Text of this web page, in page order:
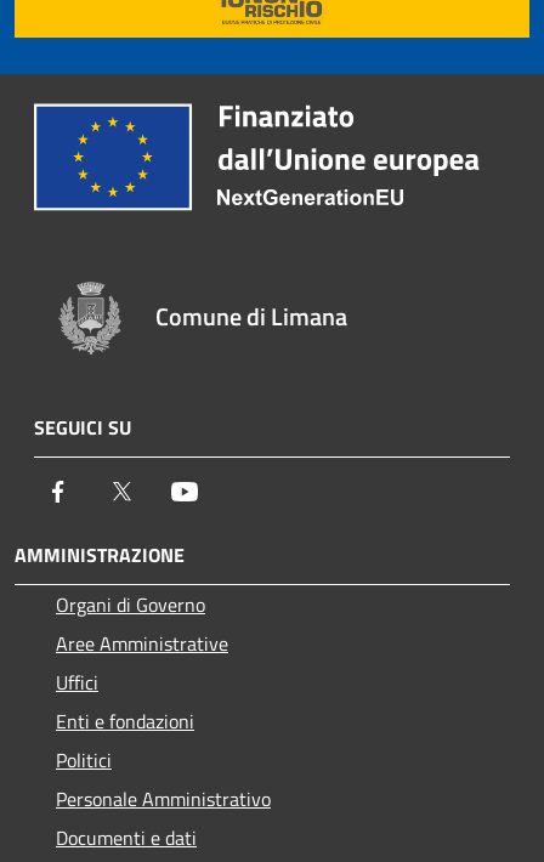
Comune di Limana
SEGUICI SU
Facebook Twitter
AMMINISTRAZIONE
Organi di Governo
Aree Amministrative
Uffici
Enti e fondazioni
Politici
Personale Amministrativo
Documenti e dati